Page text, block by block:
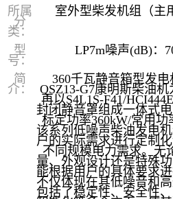
所属
分
类：
室外型柴发机组（主
型
号：
LP7m噪声(dB)：
简
介：
360千瓦静音箱型发
QSZ13-G7康明斯柴油机
再以S4L1S-F41/
封闭静音罩组成一体式
标定功率360kW/常用功
该系列低噪声柴油发电
户的实际需求进行定制
不同规模电力需求。无
量、外观设计还是特殊
能根据用户的具体要求
不仅体现在其低噪音和
包括了稳定性、安全性